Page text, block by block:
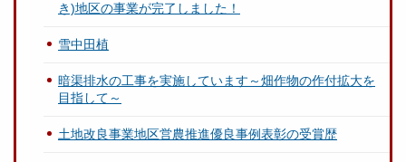
き)地区の事業が完了しました！
雪中田植
暗渠排水の工事を実施しています～畑作物の作付拡大を
目指して～
土地改良事業地区営農推進優良事例表彰の受賞歴